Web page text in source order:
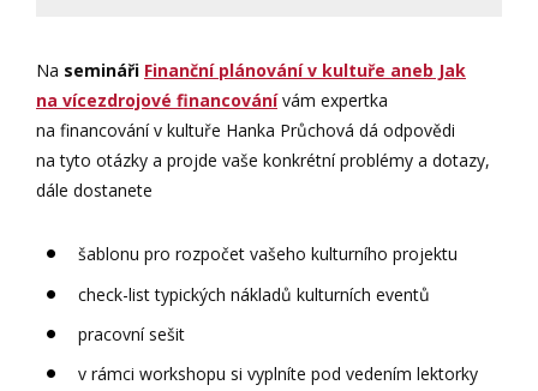
Na semináři Finanční plánování v kultuře aneb Jak
na vícezdrojové financovánívám expertka
na financování v kultuře Hanka Průchová dá odpovědi
na tyto otázky a projde vaše konkrétní problémy a dotazy,
dále dostanete
šablonu pro rozpočet vašeho kulturního projektu
check-list typických nákladů kulturních eventů
pracovní sešit
v rámci workshopu si vyplníte pod vedením lektorky